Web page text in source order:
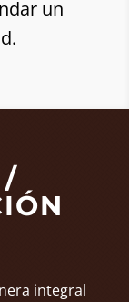
un
/
integral